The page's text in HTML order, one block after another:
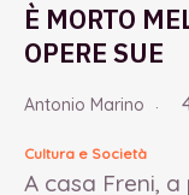
È MORTO
OPERE SUE
Antonio Marino
Cultura e Società
A casa Freni,